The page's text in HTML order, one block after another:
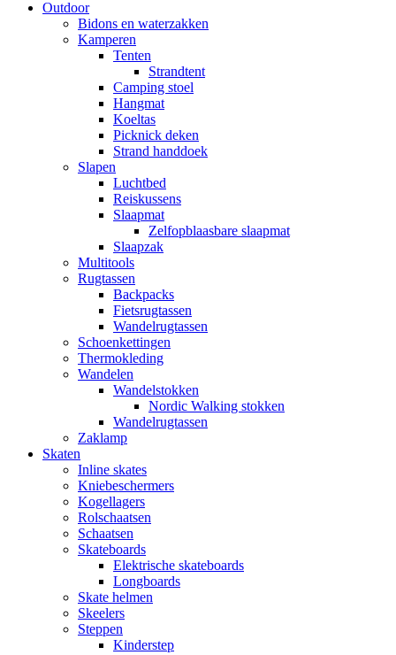
Outdoor
Bidons en waterzakken
Kamperen
Tenten
Strandtent
Camping stoel
Hangmat
Koeltas
Picknick deken
Strand handdoek
Slapen
Luchtbed
Reiskussens
Slaapmat
Zelfopblaasbare slaapmat
Slaapzak
Multitools
Rugtassen
Backpacks
Fietsrugtassen
Wandelrugtassen
Schoenkettingen
Thermokleding
Wandelen
Wandelstokken
Nordic Walking stokken
Wandelrugtassen
Zaklamp
Skaten
Inline skates
Kniebeschermers
Kogellagers
Rolschaatsen
Schaatsen
Skateboards
Elektrische skateboards
Longboards
Skate helmen
Skeelers
Steppen
Kinderstep